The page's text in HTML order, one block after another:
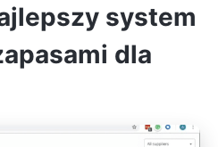
system
dla